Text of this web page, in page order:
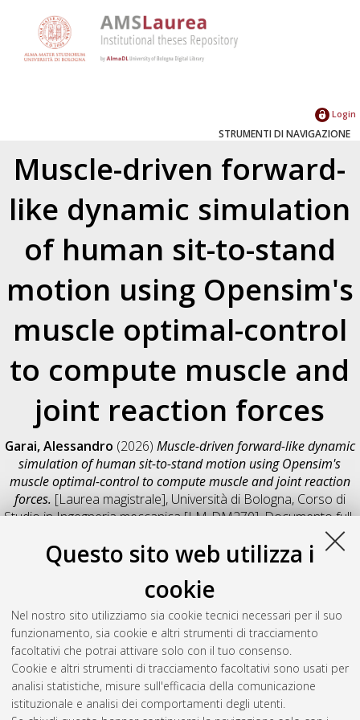
Questo sito web utilizza i
cookie
Nel nostro sito utilizziamo sia cookie tecnici necessari per il suo
funzionamento, sia cookie e altri strumenti di tracciamento
facoltativi che potrai attivare solo con il tuo consenso.
Cookie e altri strumenti di tracciamento facoltativi sono usati per
analisi statistiche, misure sull'efficacia della comunicazione
istituzionale e analisi dei comportamenti degli utenti.
Login
STRUMENTI DI NAVIGAZIONE
Muscle-driven forward-
like dynamic simulation
of human sit-to-stand
motion using Opensim's
muscle optimal-control
to compute muscle and
joint reaction forces
Garai, Alessandro (2026) Muscle-driven forward-like dynamic
simulation of human sit-to-stand motion using Opensim's
muscle optimal-control to compute muscle and joint reaction
forces. [Laurea magistrale], Università di Bologna, Corso di
Studio inIngegneria meccanica [LM-DM270], Documento full-
Salva citazione
Condividi
Il full-text non è disponibile per scelta dell'autore. (
Abstract
Altri metadati
Gestione del documento: